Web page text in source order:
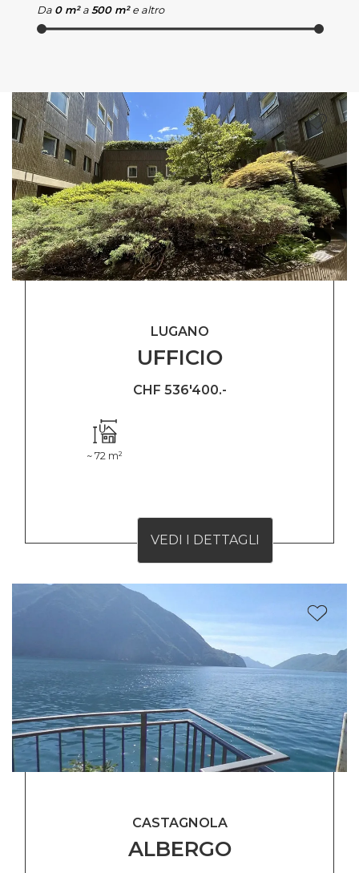
Da 0 m² a 500 m² e altro
UFFICIO
LUGANO
CHF 536'400.-
~ 72 m²
VEDI I DETTAGLI
ALBERGO
CASTAGNOLA